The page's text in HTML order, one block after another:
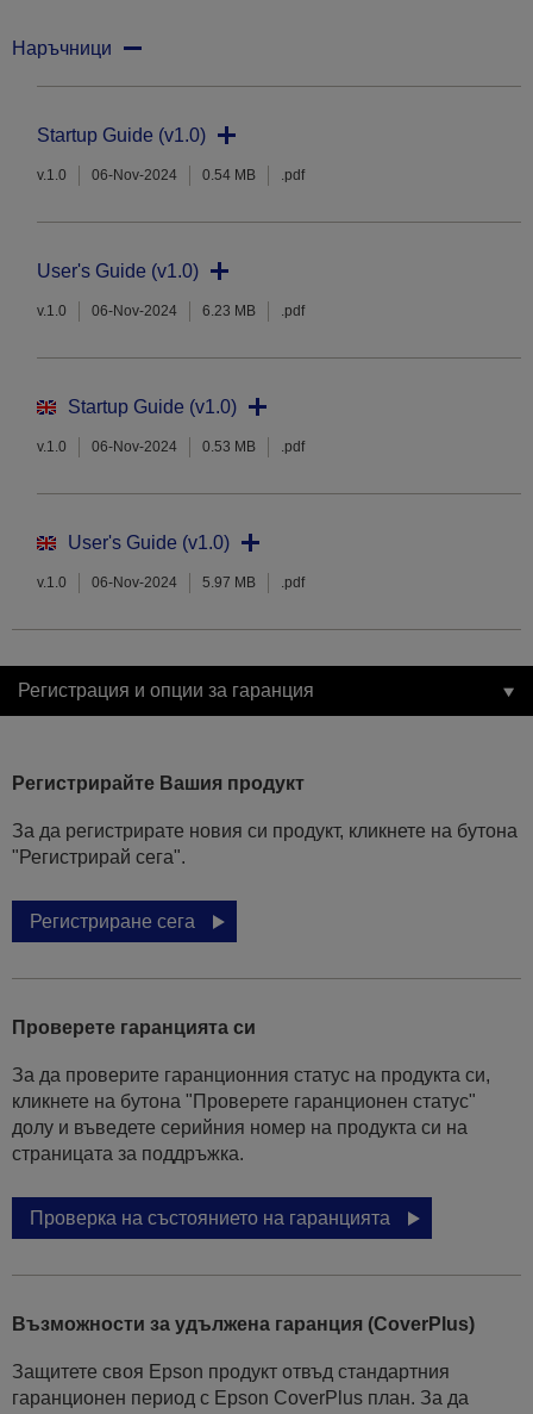
Наръчници
Startup Guide (v1.0)
v.1.0 06-Nov-2024 0.54 MB .pdf
User's Guide (v1.0)
v.1.0 06-Nov-2024 6.23 MB .pdf
Startup Guide (v1.0)
v.1.0 06-Nov-2024 0.53 MB .pdf
User's Guide (v1.0)
v.1.0 06-Nov-2024 5.97 MB .pdf
Регистрация и опции за гаранция
Регистрирайте Вашия продукт
За да регистрирате новия си продукт, кликнете на бутона
"Регистрирай сега".
Регистриране сега
Проверете гаранцията си
За да проверите гаранционния статус на продукта си,
кликнете на бутона "Проверете гаранционен статус"
долу и въведете серийния номер на продукта си на
страницата за поддръжка.
Проверка на състоянието на гаранцията
Възможности за удължена гаранция (CoverPlus)
Защитете своя Epson продукт отвъд стандартния
гаранционен период с Epson CoverPlus план. За да